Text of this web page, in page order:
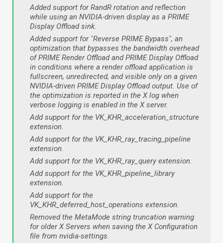
Added support for RandR rotation and reflection
while using an NVIDIA-driven display as a PRIME
Display Offload sink.
Added support for "Reverse PRIME Bypass", an
optimization that bypasses the bandwidth overhead
of PRIME Render Offload and PRIME Display Offload
in conditions where a render offload application is
fullscreen, unredirected, and visible only on a given
NVIDIA-driven PRIME Display Offload output. Use of
the optimization is reported in the X log when
verbose logging is enabled in the X server.
Add support for the VK_KHR_acceleration_structure
extension.
Add support for the VK_KHR_ray_tracing_pipeline
extension.
Add support for the VK_KHR_ray_query extension.
Add support for the VK_KHR_pipeline_library
extension.
Add support for the
VK_KHR_deferred_host_operations extension.
Removed the MetaMode string truncation warning
for older X Servers when saving the X Configuration
file from nvidia-settings.